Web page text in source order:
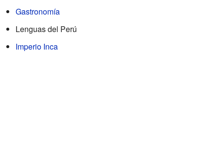
Gastronomía
Lenguas del Perú
Imperio Inca